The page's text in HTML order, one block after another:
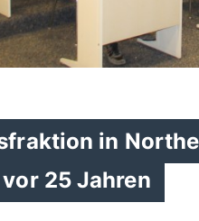
in
25 Jahren